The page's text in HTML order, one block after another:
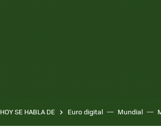
HOY SE HABLA DE Euro digital Mundial